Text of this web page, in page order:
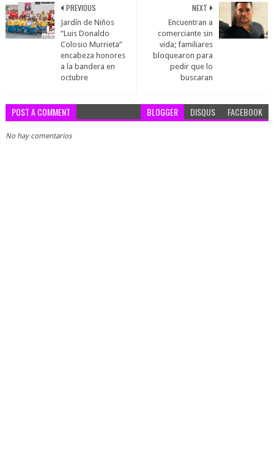
NEXT
Encuentran a
comerciante sin
vida; familiares
bloquearon para
pedir que lo
buscaran
PREVIOUS
Jardín de Niños
“Luis Donaldo
Colosio Murrieta”
encabeza honores
a la bandera en
octubre
POST A COMMENT BLOGGER DISQUS FACEBOOK
No hay comentarios